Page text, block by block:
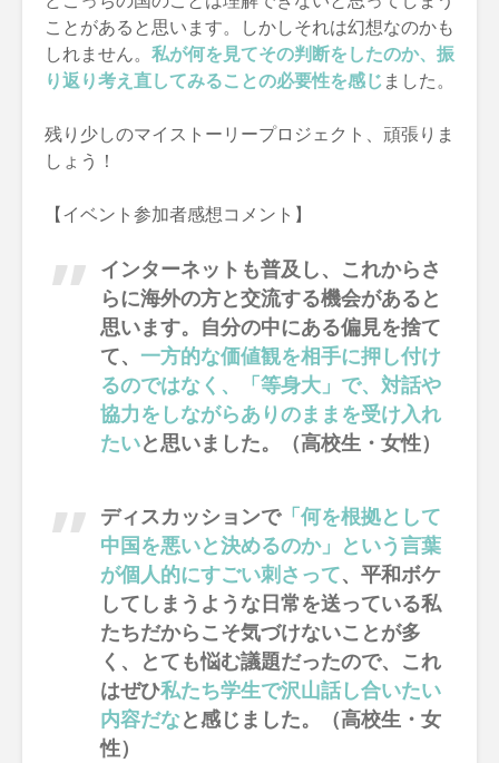
ことがあると思います。しかしそれは幻想なのかも
しれません。 私が何を見てその判断をしたのか、振
り返り考え直してみることの必要性を感じました。
残り少しのマイストーリープロジェクト、頑張りま
しょう！
【イベント参加者感想コメント】
インターネットも普及し、これからさ
らに海外の方と交流する機会があると
思います。自分の中にある偏見を捨て
て、 一方的な価値観を相手に押し付け
るのではなく、「等身大」で、対話や
協力をしながらありのままを受け入れ
たいと思いました。（高校生・女性）
ディスカッションで「何を根拠として
中国を悪いと決めるのか」という言葉
が個人的にすごい刺さって、平和ボケ
してしまうような日常を送っている私
たちだからこそ気づけないことが多
く、とても悩む議題だったので、これ
はぜひ私たち学生で沢山話し合いたい
内容だなと感じました。（高校生・女
性）